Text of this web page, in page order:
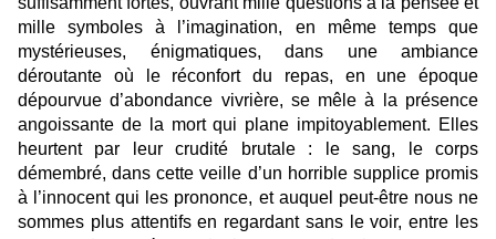
mille symboles à l’imagination, en même temps que
mystérieuses, énigmatiques, dans une ambiance
déroutante où le réconfort du repas, en une époque
dépourvue d’abondance vivrière, se mêle à la présence
angoissante de la mort qui plane impitoyablement. Elles
heurtent par leur crudité brutale : le sang, le corps
démembré, dans cette veille d’un horrible supplice promis
à l’innocent qui les prononce, et auquel peut-être nous ne
sommes plus attentifs en regardant sans le voir, entre les